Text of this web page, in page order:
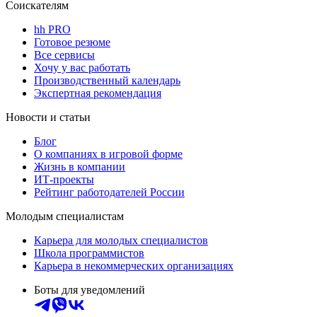
Соискателям
hh PRO
Готовое резюме
Все сервисы
Хочу у вас работать
Производственный календарь
Экспертная рекомендация
Новости и статьи
Блог
О компаниях в игровой форме
Жизнь в компании
ИТ-проекты
Рейтинг работодателей России
Молодым специалистам
Карьера для молодых специалистов
Школа программистов
Карьера в некоммерческих организациях
Боты для уведомлений